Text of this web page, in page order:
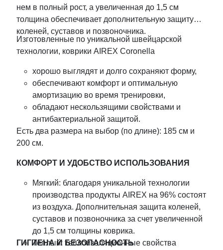
нем в полный рост, а увеличенная до 1,5 см
толщина обеспечивает дополнительную защиту
коленей, суставов и позвоночника.
Изготовленные по уникальной швейцарской
технологии, коврики AIREX Coronella
хорошо выглядят и долго сохраняют форму,
обеспечивают комфорт и оптимальную
амортизацию во время тренировки,
обладают нескользящими свойствами и
антибактериальной защитой.
Есть два размера на выбор (по длине): 185 см и
200 см.
КОМФОРТ И УДОБСТВО ИСПОЛЬЗОВАНИЯ
Мягкий: благодаря уникальной технологии
производства продукты AIREX на 96% состоят
из воздуха. Дополнительная защита коленей,
суставов и позвоночника за счет увеличенной
до 1,5 см толщины коврика.
Теплый: теплоизоляционные свойства
ГИГИЕНА И БЕЗОПАСНОСТЬ